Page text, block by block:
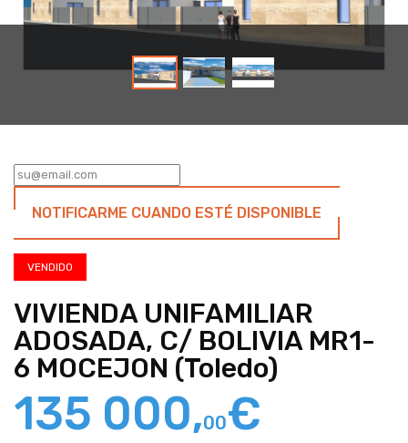
NOTIFICARME CUANDO ESTÉ DISPONIBLE
VENDIDO
VIVIENDA UNIFAMILIAR
ADOSADA, C/ BOLIVIA MR1-
6 MOCEJON (Toledo)
135 000,00€